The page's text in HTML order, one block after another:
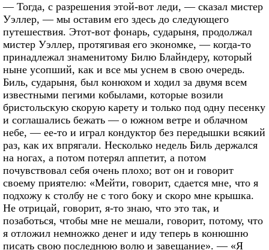
— Тогда, с разрешения этой-вот леди, — сказал мистер
Уэллер, — мы оставим его здесь до следующего
путешествия. Этот-вот фонарь, сударыня, продолжал
мистер Уэллер, протягивая его экономке, — когда-то
принадлежал знаменитому Билю Блайндеру, который
ныне усопший, как и все мы уснем в свою очередь.
Биль, сударыня, был конюхом и ходил за двумя всем
известными пегими кобылами, которые возили
бристольскую скорую карету и только под одну песенку
и соглашались бежать — о южном ветре и облачном
небе, — ее-то и играл кондуктор без передышки всякий
раз, как их впрягали. Несколько недель Биль держался
на ногах, а потом потерял аппетит, а потом
почувствовал себя очень плохо; вот он и говорит
своему приятелю: «Мейти, говорит, сдается мне, что я
подхожу к столбу не с того боку и скоро мне крышка.
Не отрицай, говорит, я-то знаю, что это так, и
позаботься, чтобы мне не мешали, говорит, потому, что
я отложил немножко денег и иду теперь в конюшню
писать свою последнюю волю и завещание». — «Я